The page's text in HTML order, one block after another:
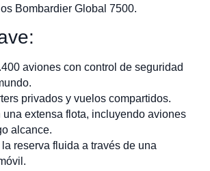
Bombardier Global 7500.
aviones con control de seguridad
privados y vuelos compartidos.
una extensa flota, incluyendo aviones
alcance.
reserva fluida a través de una